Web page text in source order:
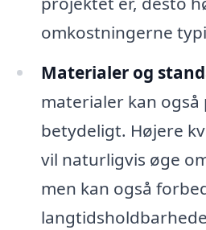
omkostningerne
Materialer og
materialer kan også
betydeligt. Højere
vil naturligvis øge
men kan også